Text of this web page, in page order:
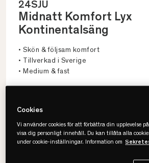
24SJU
Midnatt Komfort Lyx
Kontinentalsäng
• Skön & följsam komfort
• Tillverkad i Sverige
• Medium & fast
Välj storlek
160x200
Cookies
Vi använder cookies för att förbättra din upplevelse
visa dig personligt innehåll. Du kan tillåta alla
under cookie-inställningar. Information om